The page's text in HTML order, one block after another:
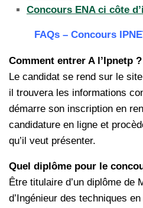
Concours ENA ci côte
FAQs – Concours
Comment entrer A l’Ipnetp ?
Le candidat se rend sur le
il trouvera les informations
démarre son inscription en
candidature en ligne et
qu’il veut présenter.
Quel diplôme pour le
Être titulaire d’un diplôme de
d’Ingénieur des techniques